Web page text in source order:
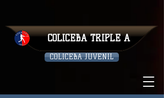
COLICEBA JUVENIL
COLICEBA TRIPLE A